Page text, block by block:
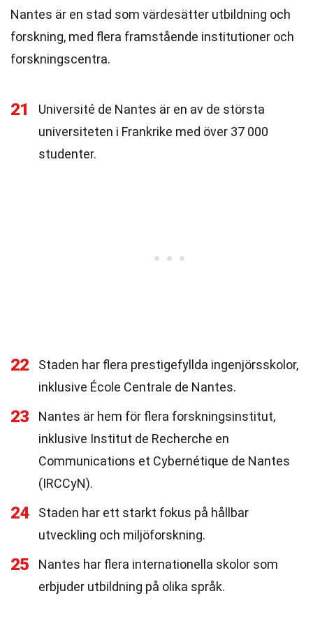
Nantes är en stad som värdesätter utbildning och
forskning, med flera framstående institutioner och
forskningscentra.
21
Université de Nantes är en av de största
universiteten i Frankrike med över 37 000
studenter.
22
Staden har flera prestigefyllda ingenjörsskolor,
inklusive École Centrale de Nantes.
23
Nantes är hem för flera forskningsinstitut,
inklusive Institut de Recherche en
Communications et Cybernétique de Nantes
(IRCCyN).
24
Staden har ett starkt fokus på hållbar
utveckling och miljöforskning.
25
Nantes har flera internationella skolor som
erbjuder utbildning på olika språk.